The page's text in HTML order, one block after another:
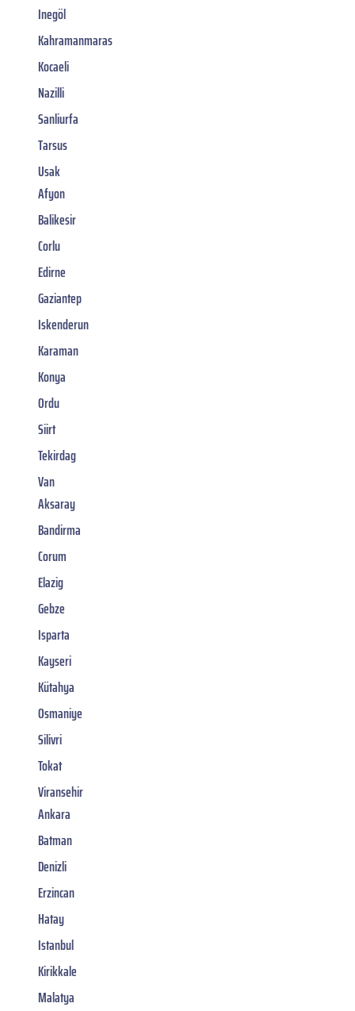
Inegöl
Kahramanmaras
Kocaeli
Nazilli
Sanliurfa
Tarsus
Usak
Afyon
Balikesir
Corlu
Edirne
Gaziantep
Iskenderun
Karaman
Konya
Ordu
Siirt
Tekirdag
Van
Aksaray
Bandirma
Corum
Elazig
Gebze
Isparta
Kayseri
Kütahya
Osmaniye
Silivri
Tokat
Viransehir
Ankara
Batman
Denizli
Erzincan
Hatay
Istanbul
Kirikkale
Malatya